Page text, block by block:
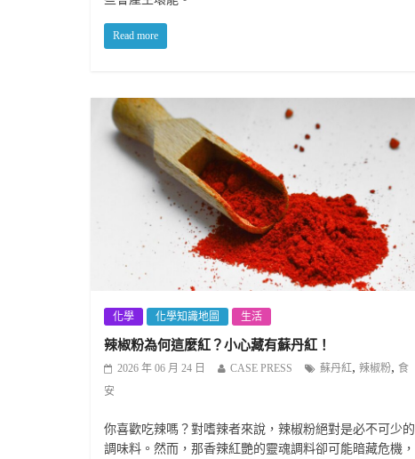
Read more
化學 化學知識地圖 生活
辣椒粉為何這麼紅？小心藏有蘇丹紅！
2026 年 06 月 24 日 CASE PRESS 蘇丹紅, 辣椒粉, 食
安
你喜歡吃辣嗎？對嗜辣者來說，辣椒粉絕對是必不可少的
調味料。然而，那香辣紅艷的靈魂調料卻可能暗藏危機，